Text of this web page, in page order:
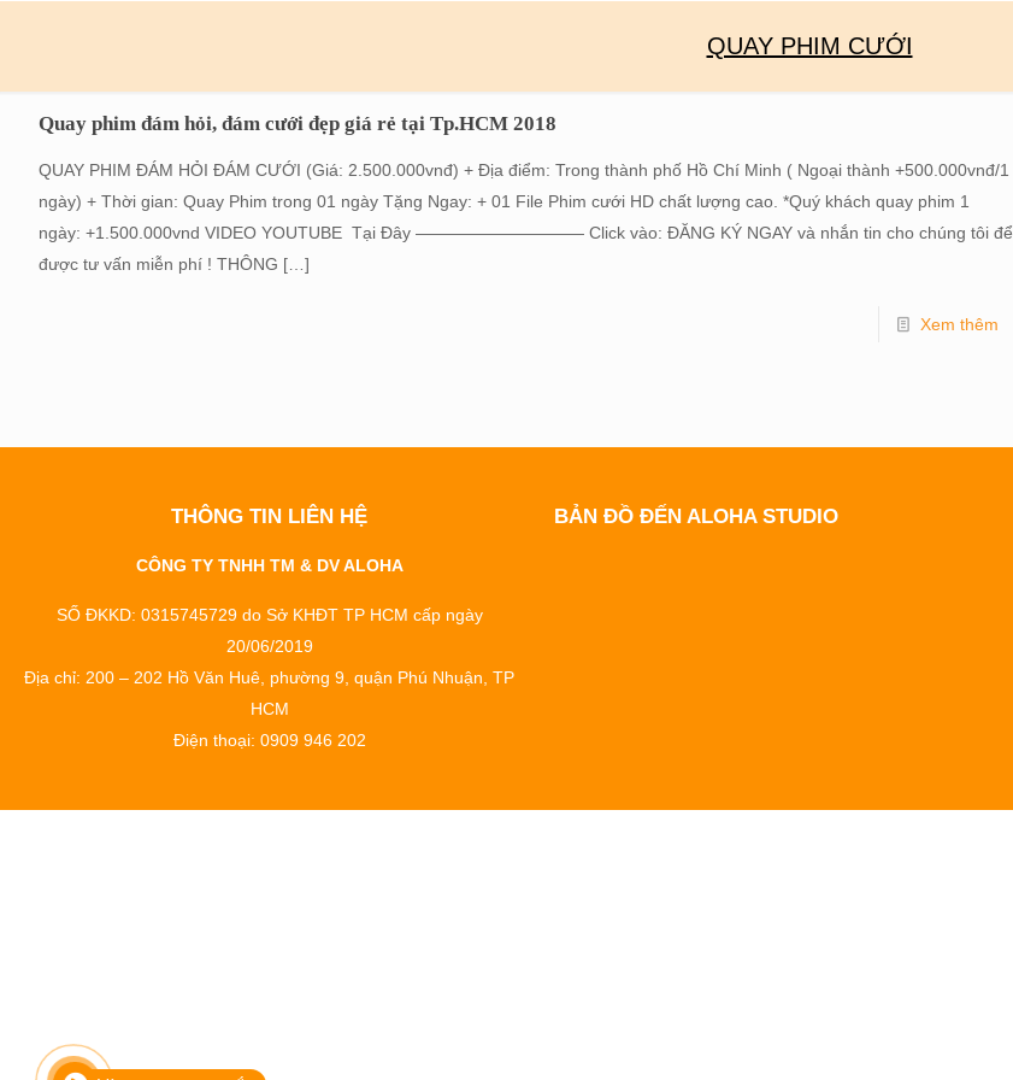
QUAY PHIM CƯỚI
Quay phim đám hỏi, đám cưới đẹp giá rẻ tại Tp.HCM 2018
QUAY PHIM ĐÁM HỎI ĐÁM CƯỚI (Giá: 2.500.000vnđ) + Địa điểm: Trong thành phố Hồ Chí Minh ( Ngoại thành +500.000vnđ/1
ngày) + Thời gian: Quay Phim trong 01 ngày Tặng Ngay: + 01 File Phim cưới HD chất lượng cao. *Quý khách quay phim 1
ngày: +1.500.000vnd VIDEO YOUTUBE Tại Đây —————————— Click vào: ĐĂNG KÝ NGAY và nhắn tin cho chúng tôi để
được tư vấn miễn phí ! THÔNG […]
Xem thêm
THÔNG TIN LIÊN HỆ
CÔNG TY TNHH TM & DV ALOHA
SỐ ĐKKD: 0315745729 do Sở KHĐT TP HCM cấp ngày
20/06/2019
Địa chỉ: 200 – 202 Hồ Văn Huê, phường 9, quận Phú Nhuận, TP
HCM
Điện thoại: 0909 946 202
BẢN ĐỒ ĐẾN ALOHA STUDIO